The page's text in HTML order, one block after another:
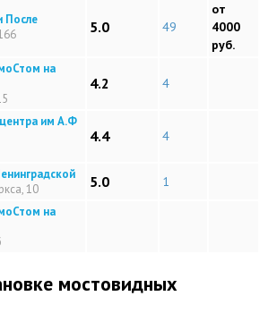
После
5.0 49
от
4000
руб.
на
4.2 4
им А.Ф
4.4 4
10
5.0 1
на
мостовидных